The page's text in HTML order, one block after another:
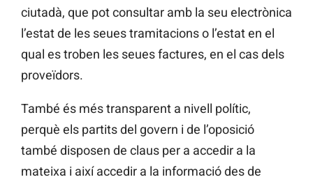
ciutadà, que pot consultar amb la seu electrònica
l’estat de les seues tramitacions o l’estat en el
qual es troben les seues factures, en el cas dels
proveïdors.
També és més transparent a nivell polític,
perquè els partits del govern i de l’oposició
també disposen de claus per a accedir a la
mateixa i així accedir a la informació des de